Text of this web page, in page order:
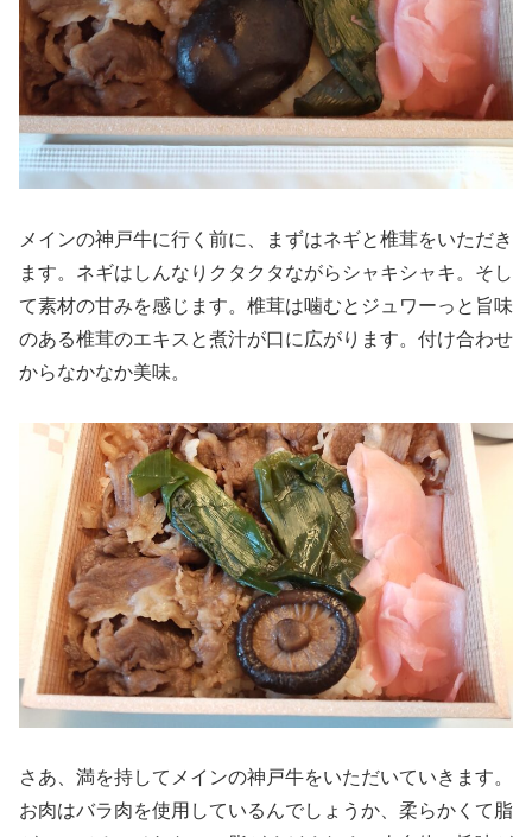
メインの神戸牛に行く前に、まずはネギと椎茸をいただき
ます。ネギはしんなりクタクタながらシャキシャキ。そし
て素材の甘みを感じます。椎茸は噛むとジュワーっと旨味
のある椎茸のエキスと煮汁が口に広がります。付け合わせ
からなかなか美味。
さあ、満を持してメインの神戸牛をいただいていきます。
お肉はバラ肉を使用しているんでしょうか、柔らかくて脂